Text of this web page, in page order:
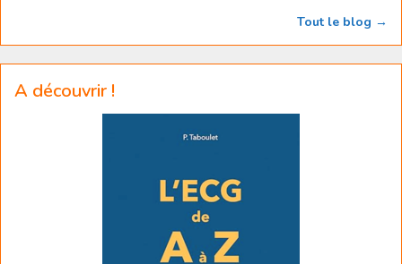
Tout le blog →
A découvrir !